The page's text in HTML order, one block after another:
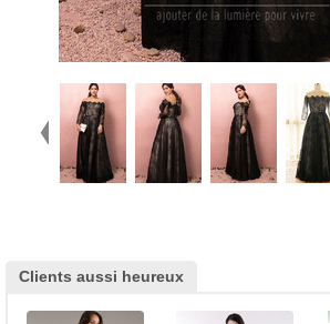
Clients aussi heureux